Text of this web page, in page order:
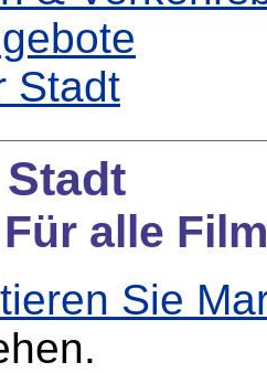
Stadt
Für alle
Sie